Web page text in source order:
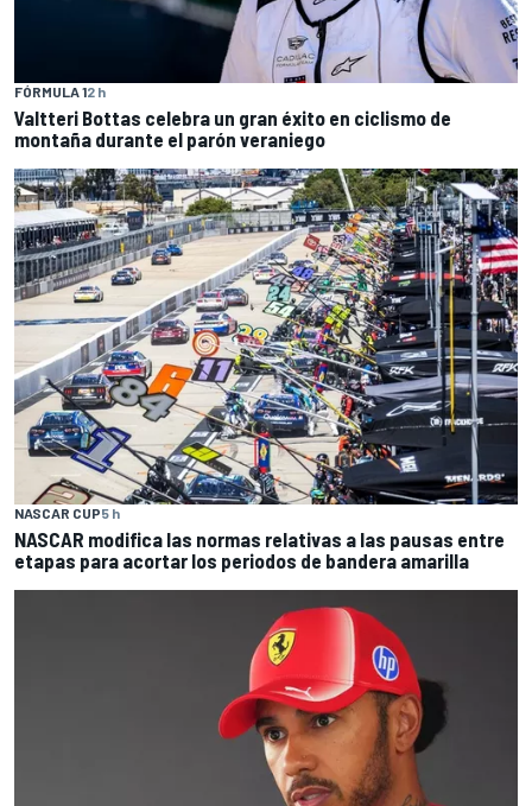
FÓRMULA 12 h
Valtteri Bottas celebra un gran éxito en ciclismo de
montaña durante el parón veraniego
NASCAR CUP5 h
NASCAR modifica las normas relativas a las pausas entre
etapas para acortar los periodos de bandera amarilla